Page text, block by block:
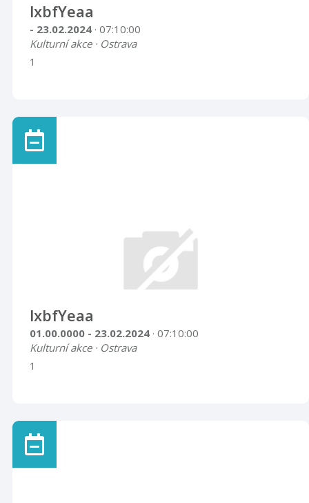
lxbfYeaa
- 23.02.2024 · 07:10:00
Kulturní akce · Ostrava
1
lxbfYeaa
01.00.0000 - 23.02.2024 · 07:10:00
Kulturní akce · Ostrava
1